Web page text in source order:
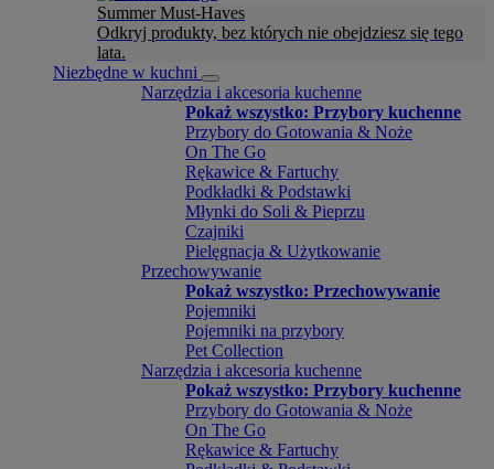
Summer Must-Haves
Odkryj produkty, bez których nie obejdziesz się tego
lata.
Niezbędne w kuchni
Narzędzia i akcesoria kuchenne
Pokaż wszystko: Przybory kuchenne
Przybory do Gotowania & Noże
On The Go
Rękawice & Fartuchy
Podkładki & Podstawki
Młynki do Soli & Pieprzu
Czajniki
Pielęgnacja & Użytkowanie
Przechowywanie
Pokaż wszystko: Przechowywanie
Pojemniki
Pojemniki na przybory
Pet Collection
Narzędzia i akcesoria kuchenne
Pokaż wszystko: Przybory kuchenne
Przybory do Gotowania & Noże
On The Go
Rękawice & Fartuchy